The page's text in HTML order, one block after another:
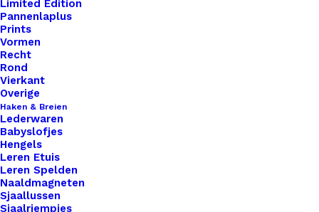
Limited Edition
Pannenlaplus
Prints
Vormen
Recht
Rond
Vierkant
Overige
Haken & Breien
Lederwaren
Babyslofjes
Hengels
Leren Etuis
Leren Spelden
Naaldmagneten
Sjaallussen
Sjaalriempjes
Home
Botties Kids XL Maat
34-35
€14,99
4 op voorraad
Botties